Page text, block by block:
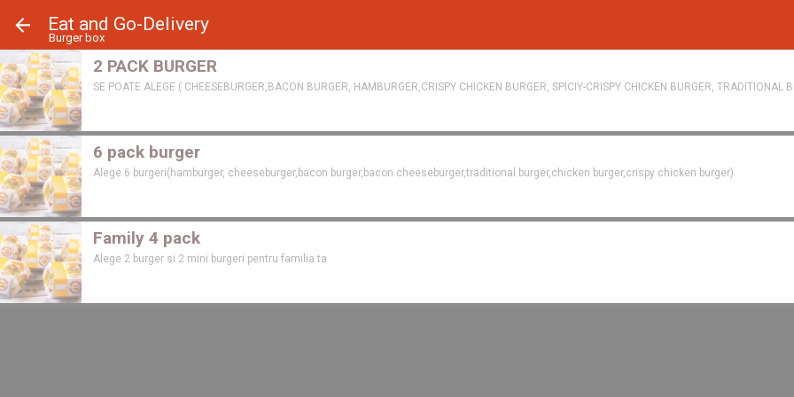
Eat and Go-Delivery
Burger box
2 PACK BURGER
SE POATE ALEGE ( CHEESEBURGER,BACON BURGER, HAMBURGER,CRISPY CHICKEN BURGER, SPICIY-CRISPY CHICKEN BURGER, TRADITIONAL
6 pack burger
Alege 6 burgeri(hamburger, cheeseburger,bacon burger,bacon cheeseburger,traditional burger,chicken burger,crispy chicken burger)
Family 4 pack
Alege 2 burger si 2 mini burgeri pentru familia ta